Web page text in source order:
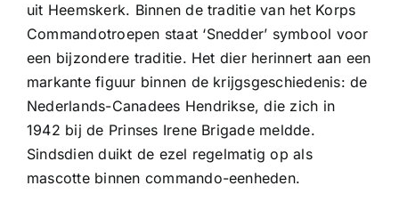
uit Heemskerk. Binnen de traditie van het Korps
Commandotroepen staat ‘Snedder’ symbool voor
een bijzondere traditie. Het dier herinnert aan een
markante figuur binnen de krijgsgeschiedenis: de
Nederlands-Canadees Hendrikse, die zich in
1942 bij de Prinses Irene Brigade meldde.
Sindsdien duikt de ezel regelmatig op als
mascotte binnen commando-eenheden.